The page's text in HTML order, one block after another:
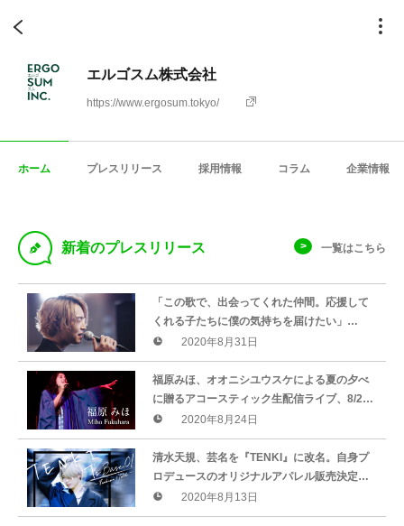
エルゴスム株式会社
https://www.ergosum.tokyo/
ホーム プレスリリース 採用情報 コラム 企業情報
D 新着のプレスリリース 一覧はこちら
「この歌で、出会ってくれた仲間。応援して
くれる子たちに僕の気持ちを届けたい」
TENKI、ソロ活動初の1stSingleをバースデー
ライブ配信で初披露
2020年8月31日
福原みほ、オオニシユウスケによる夏の夕べ
に贈るアコースティック生配信ライブ、8/29
に開催決定！
2020年8月24日
清水天規、芸名を『TENKI』に改名。自身プ
ロデュースのオリジナルアパレル販売決定を
記念して、ソロ活動初・生配信を8/15に行い
ます！
2020年8月13日